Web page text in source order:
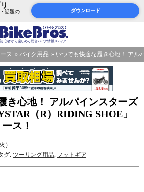
話題の
ダウンロード
ス バイク用品 いつでも快適な履き心地！ アル
き心地！ アルパインスターズ
（R）RIDING SHOE」
ス！
）
グ: ツーリング用品, フットギア